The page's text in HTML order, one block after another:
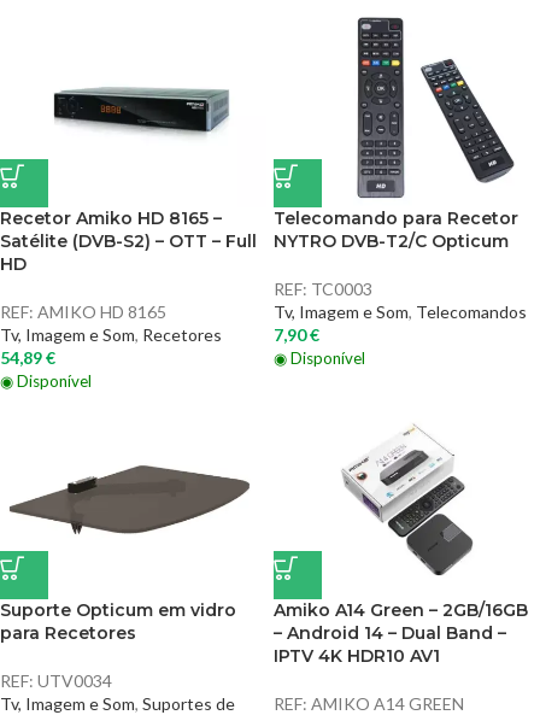
Recetor Amiko HD 8165 –
Satélite (DVB-S2) – OTT – Full
HD
REF: AMIKO HD 8165
Tv, Imagem e Som, Recetores
54,89€
◉ Disponível
Telecomando para Recetor
NYTRO DVB-T2/C Opticum
REF: TC0003
Tv, Imagem e Som, Telecomandos
7,90€
◉ Disponível
Suporte Opticum em vidro
para Recetores
REF: UTV0034
Tv, Imagem e Som, Suportes de
Amiko A14 Green – 2GB/16GB
– Android 14 – Dual Band –
IPTV 4K HDR10 AV1
REF: AMIKO A14 GREEN